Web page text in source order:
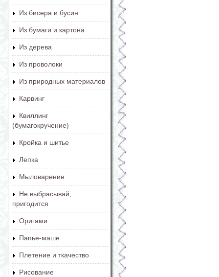
Из бисера и бусин
Из бумаги и картона
Из дерева
Из проволоки
Из природных материалов
Карвинг
Квиллинг
(бумагокручение)
Кройка и шитье
Лепка
Мыловарение
Не выбрасывай,
пригодится
Оригами
Папье-маше
Плетение и ткачество
Рисование